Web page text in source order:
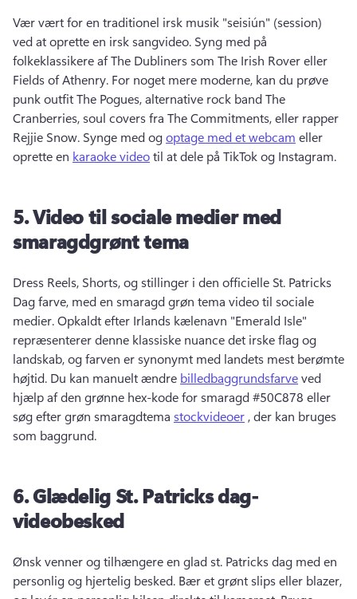
Vær vært for en traditionel irsk musik "seisiún" (session)
ved at oprette en irsk sangvideo. Syng med på
folkeklassikere af The Dubliners som The Irish Rover eller
Fields of Athenry. For noget mere moderne, kan du prøve
punk outfit The Pogues, alternative rock band The
Cranberries, soul covers fra The Commitments, eller rapper
Rejjie Snow. Synge med og optage med et webcam eller
oprette en karaoke video til at dele på TikTok og Instagram.
5.Video til sociale medier med
smaragdgrønt tema
Dress Reels, Shorts, og stillinger i den officielle St. Patricks
Dag farve, med en smaragd grøn tema video til sociale
medier. Opkaldt efter Irlands kælenavn "Emerald Isle"
repræsenterer denne klassiske nuance det irske flag og
landskab, og farven er synonymt med landets mest berømte
højtid. Du kan manuelt ændre billedbaggrundsfarve ved
hjælp af den grønne hex-kode for smaragd #50C878 eller
søg efter grøn smaragdtema stockvideoer , der kan bruges
som baggrund.
6.Glædelig St.Patricks dag-
videobesked
Ønsk venner og tilhængere en glad st. Patricks dag med en
personlig og hjertelig besked. Bær et grønt slips eller blazer,